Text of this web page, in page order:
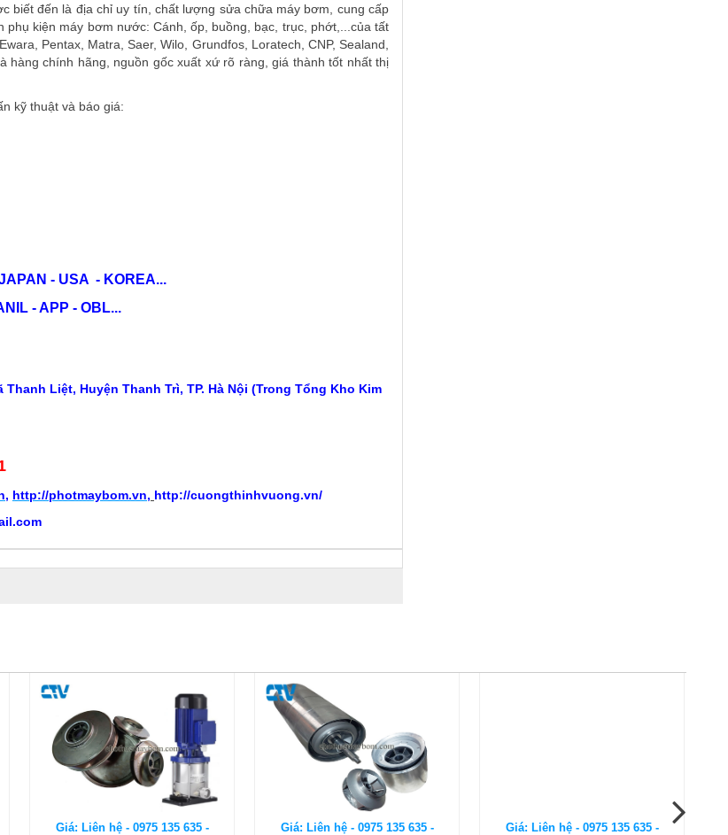
biết đến là địa chỉ uy tín, chất lượng sửa chữa máy bơm, cung cấp
kiện máy bơm nước: Cánh, ốp, buồng, bạc, trục, phớt,...của tất
Pentax, Matra, Saer, Wilo, Grundfos, Loratech, CNP, Sealand,
chính hãng, nguồn gốc xuất xứ rõ ràng, giá thành tốt nhất thị
kỹ thuật và báo giá:
- USA - KOREA...
- APP - OBL...
Liệt, Huyện Thanh Trì, TP. Hà Nội (Trong Tổng Kho Kim
, http://photmaybom.vn, http://cuongthinhvuong.vn/
Giá: Liên hệ - 0975 135 635 -
Giá: Liên hệ - 0975 135 635 -
Giá: Liên hệ - 0975 135 635 -